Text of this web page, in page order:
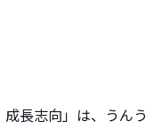
長志向」は、うんう